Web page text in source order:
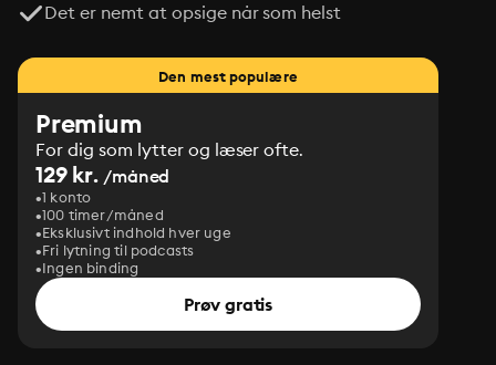
Det er nemt at opsige når som helst
Den mest populære
Premium
For dig som lytter og læser ofte.
129 kr. /måned
1 konto
100 timer/måned
Eksklusivt indhold hver uge
Fri lytning til podcasts
Ingen binding
Prøv gratis